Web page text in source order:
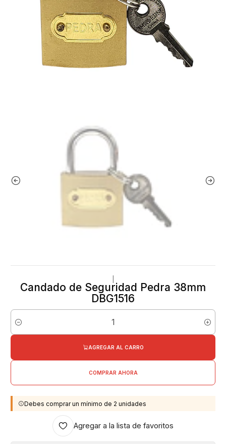
Candado de Seguridad Pedra 38mm
DBG1516
Cantidad
AGREGAR AL CARRO
COMPRAR AHORA
Debes comprar un mínimo de 2 unidades
Agregar a la lista de favoritos